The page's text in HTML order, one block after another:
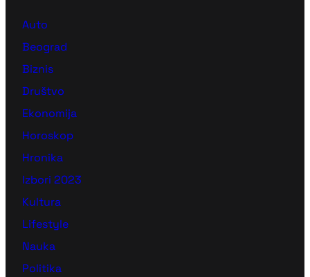
Auto
Beograd
Biznis
Društvo
Ekonomija
Horoskop
Hronika
Izbori 2023
Kultura
Lifestyle
Nauka
Politika